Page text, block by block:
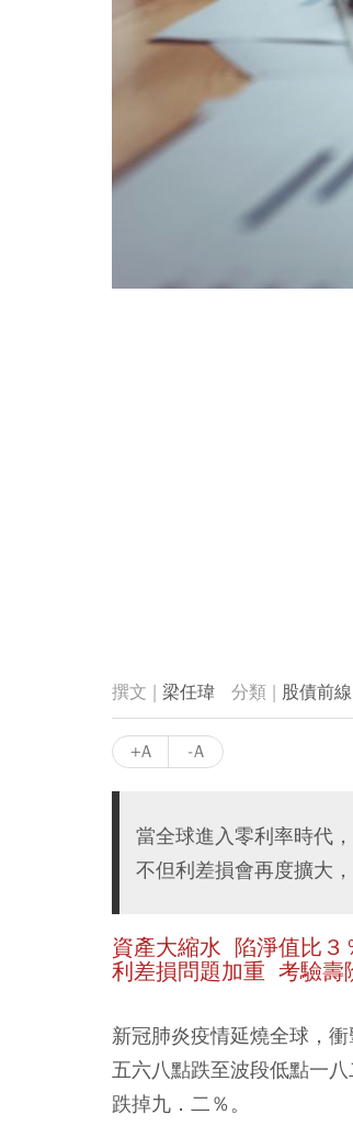
梁任瑋 股債前線
+A -A
當全球進入零利率時代
不但利差損會再度擴大
資產大縮水 陷淨值比３
利差損問題加重 考驗壽
新冠肺炎疫情延燒全球，
五六八點跌至波段低點一
跌掉九．二％。